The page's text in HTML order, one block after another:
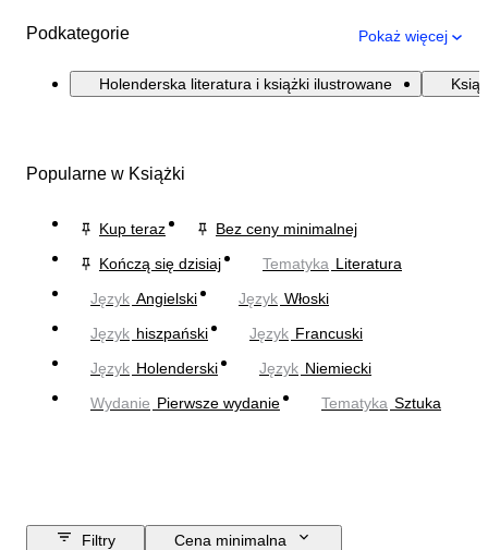
Podkategorie Pokaż więcej
Holenderska literatura i książki ilustrowane
Popularne w Książki
Kup teraz
Bez ceny minimalnej
Kończą się dzisiaj
Tematyka Literatura
Język Angielski Język Włoski
Język hiszpański Język Francuski
Język Holenderski Język Niemiecki
Wydanie Pierwsze wydanie Tematyka Sztuka
Filtry
Cena minimalna